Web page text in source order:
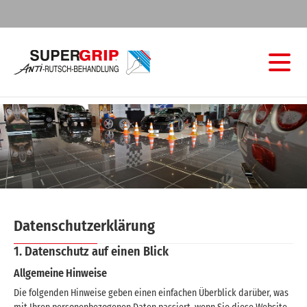
Datenschutzerklärung
1. Datenschutz auf einen Blick
Allgemeine Hinweise
Die folgenden Hinweise geben einen einfachen Überblick darüber, was